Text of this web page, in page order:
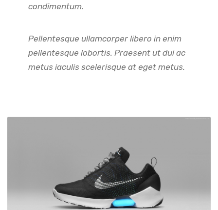
condimentum.
Pellentesque ullamcorper libero in enim
pellentesque lobortis. Praesent ut dui ac
metus iaculis scelerisque at eget metus.